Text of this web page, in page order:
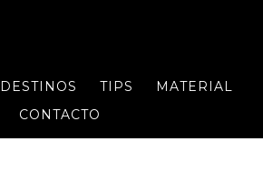
DESTINOS TIPS
MATERIAL
CONTACTO